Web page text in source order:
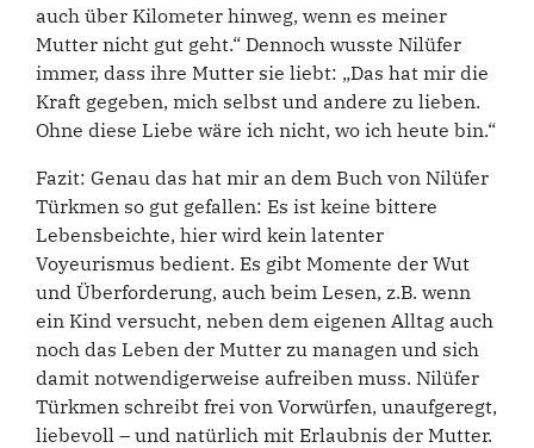
auch über Kilometer hinweg, wenn es meiner
Mutter nicht gut geht.“ Dennoch wusste Nilüfer
immer, dass ihre Mutter sie liebt: „Das hat mir die
Kraft gegeben, mich selbst und andere zu lieben.
Ohne diese Liebe wäre ich nicht, wo ich heute bin.“
Fazit: Genau das hat mir an dem Buch von Nilüfer
Türkmen so gut gefallen: Es ist keine bittere
Lebensbeichte, hier wird kein latenter
Voyeurismus bedient. Es gibt Momente der Wut
und Überforderung, auch beim Lesen, z.B. wenn
ein Kind versucht, neben dem eigenen Alltag auch
noch das Leben der Mutter zu managen und sich
damit notwendigerweise aufreiben muss. Nilüfer
Türkmen schreibt frei von Vorwürfen, unaufgeregt,
liebevoll – und natürlich mit Erlaubnis der Mutter.